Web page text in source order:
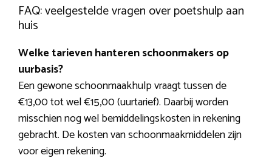
FAQ: veelgestelde vragen over poetshulp aan
huis
Welke tarieven hanteren schoonmakers op
uurbasis?
Een gewone schoonmaakhulp vraagt tussen de
€13,00 tot wel €15,00 (uurtarief). Daarbij worden
misschien nog wel bemiddelingskosten in rekening
gebracht. De kosten van schoonmaakmiddelen zijn
voor eigen rekening.